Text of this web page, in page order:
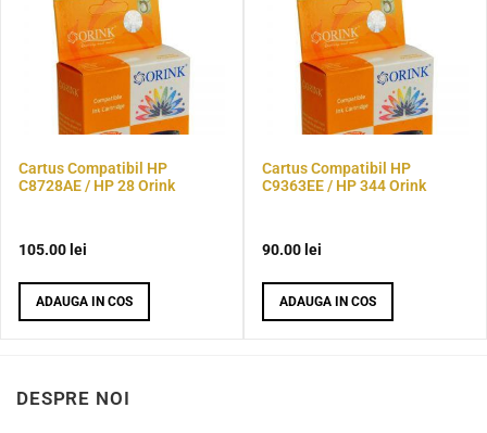
Cartus Compatibil HP
C8728AE / HP 28 Orink
105.00 lei
ADAUGA IN COS
Cartus Compatibil HP
C9363EE / HP 344 Orink
90.00 lei
ADAUGA IN COS
DESPRE NOI